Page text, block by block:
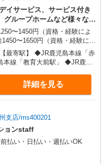
イサービス、サービス付き
グループホームなど様々な勤
。〜1450円（資格・経験によ
〜1650円（資格・経験によ
も可能です。詳しくは面談時
◆交通費：別途全額支給 ※当
本線「教育大前駅」 ◆JR鹿児
詳細を見る
支店/ms400201
ョンstaff
1400円 ◆前払い・日払い・週払いOK